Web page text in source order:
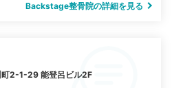
Backstage整骨院の詳細を見る
町2-1-29 能登呂ビル2F